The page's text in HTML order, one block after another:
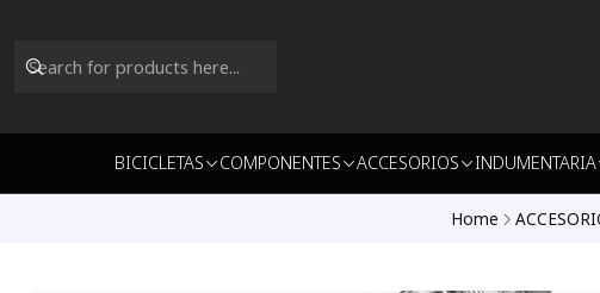
BICICLETAS COMPONENTES ACCESORIOS INDUMENTARIA
Home